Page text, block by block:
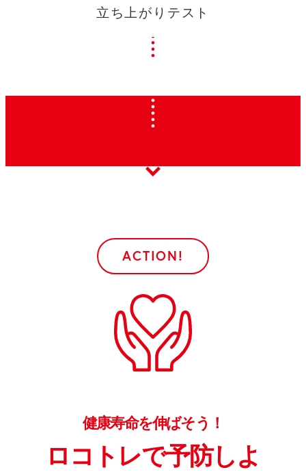
立ち上がりテスト
健康寿命を伸ばそう！
ロコトレで予防しよ